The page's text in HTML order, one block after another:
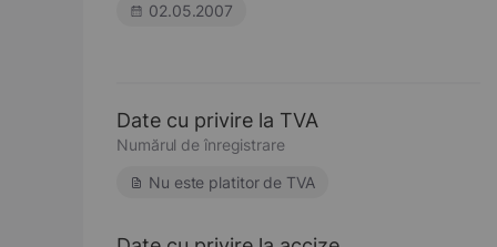
02.05.2007
Date cu privire la TVA
Numărul de înregistrare
Nu este platitor de TVA